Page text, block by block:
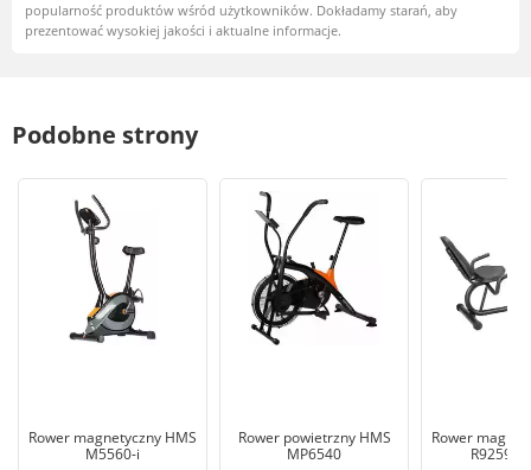
popularność produktów wśród użytkowników. Dokładamy starań, aby
prezentować wysokiej jakości i aktualne informacje.
Podobne strony
Rower magnetyczny HMS
M5560-i
Rower powietrzny HMS
MP6540
Rower
R9259